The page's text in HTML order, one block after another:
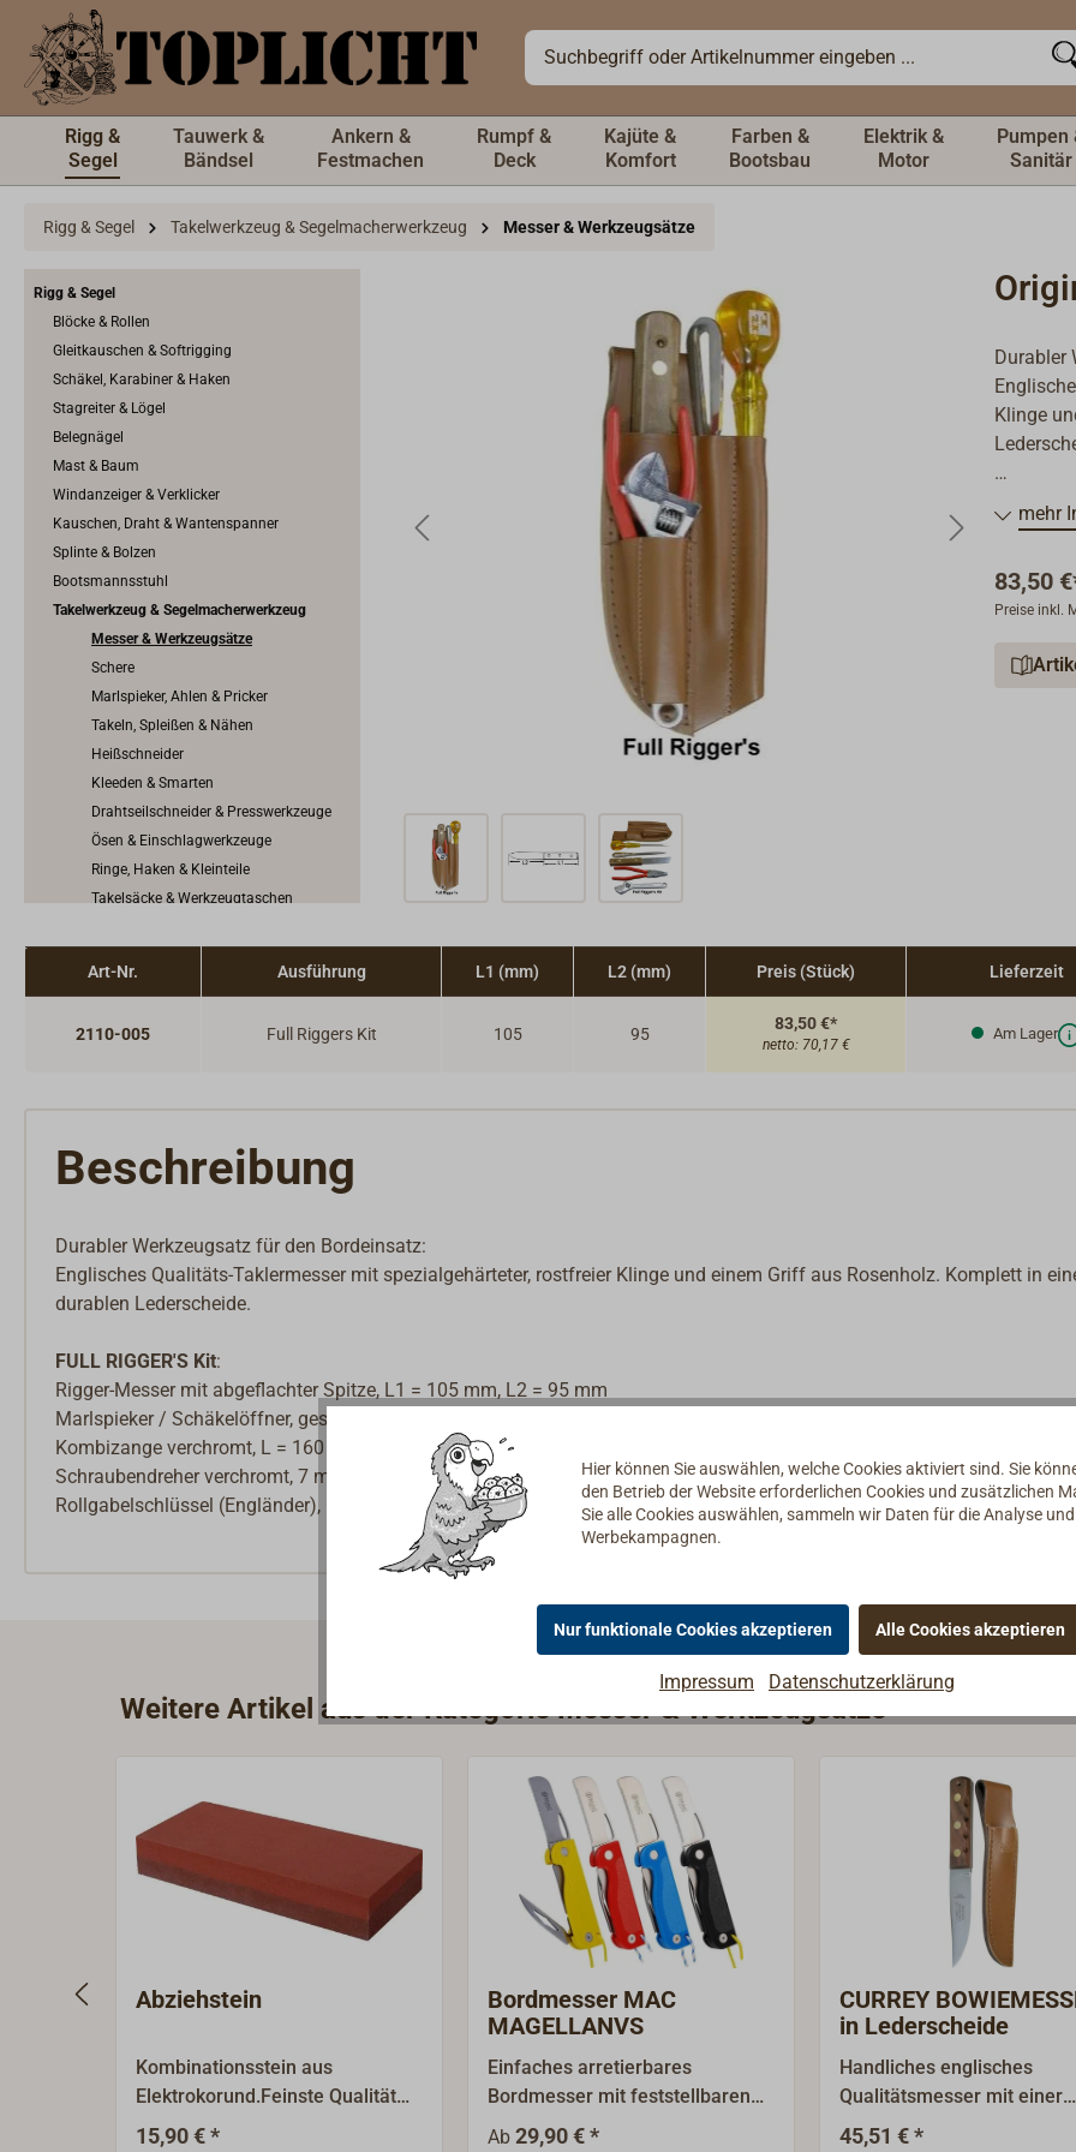
springen
Rigg &
Segel
Tauwerk &
Bändsel
Ankern &
Festmachen
Rumpf &
Deck
Kajüte &
Komfort
Farben &
Bootsbau
Elektrik &
Motor
Pumpen
Sanitär
Rigg & Segel Takelwerkzeug & Segelmacherwerkzeug Messer & Werkzeugsätze
Rigg & Segel
Blöcke & Rollen
Gleitkauschen & Softrigging
Schäkel, Karabiner & Haken
Stagreiter & Lögel
Belegnägel
Mast & Baum
Windanzeiger & Verklicker
Kauschen, Draht & Wantenspanner
Splinte & Bolzen
Bootsmannsstuhl
Takelwerkzeug & Segelmacherwerkzeug
Messer & Werkzeugsätze
Schere
Marlspieker, Ahlen & Pricker
Takeln, Spleißen & Nähen
Heißschneider
Kleeden & Smarten
Drahtseilschneider & Presswerkzeuge
Ösen & Einschlagwerkzeuge
Ringe, Haken & Kleinteile
Takelsäcke & Werkzeugtaschen
Durabler
Klinge
FULL
Rigger-
mm.
mehr
83,50
Preise inkl.
Art-Nr. Ausführung L1 (mm) L2 (mm) Preis (Stück) Lieferzeit
2110-005 Full Riggers Kit 105 95
83,50 €*
netto: 70,17 €
Am Lager
Beschreibung
Durabler Werkzeugsatz für den Bordeinsatz:
Englisches Qualitäts-Taklermesser mit spezialgehärteter, rostfreier Klinge und einem Griff aus Rosenholz. Komplett in
durablen Lederscheide.
FULL RIGGER'S Kit:
Rigger-Messer mit abgeflachter Spitze, L1 = 105 mm, L2 = 95 mm
Marlspieker / Schäkelöffner, geschmiedet, L = 180 mm
Kombizange verchromt, L = 160 mm
Schraubendreher verchromt, 7 mm Klinge, L = 200 mm
Rollgabelschlüssel (Engländer), Maulweite max. 17 mm, L = 150 mm.
Weitere Artikel aus der Kategorie Messer & Werkzeugsätze
Abziehstein
Kombinationsstein aus
Elektrokorund.Feinste Qualität
für Wasser oder Öl.Eine Seite
15,90 € *
Bordmesser MAC
MAGELLANVS
Einfaches arretierbares
Bordmesser mit feststellbaren
Edelstahl-Marlspieker, der auch
Ab 29,90 € *
CURREY
in Lederscheide
Handliches englisches
Qualitätsmesser mit einer
spezialgehärteten und sehr
45,51 € *
Hier können Sie auswählen, welche Cookies aktiviert sind. Sie
den Betrieb der Website erforderlichen Cookies und zusätzlichen
Sie alle Cookies auswählen, sammeln wir Daten für die Analyse
Werbekampagnen.
Nur funktionale Cookies akzeptieren Alle Cookies akzeptieren
Impressum Datenschutzerklärung